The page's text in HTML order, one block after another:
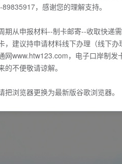
常见问题
，感谢您的理解支持。
期从申报材料--制卡邮寄--收取快递
，建议持申请材料线下办理（线下办
网www.htw123.com，电子口岸制发
不便敬请谅解。
把浏览器更换为最新版谷歌浏览器。